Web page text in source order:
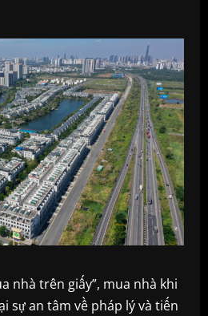
nhà trên giấy”, mua nhà khi
sự an tâm về pháp lý và tiến